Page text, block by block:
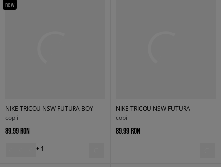
new
NIKE TRICOU NSW FUTURA BOY
copii
89,99 RON
+ 1
NIKE TRICOU NSW FUTURA
copii
89,99 RON